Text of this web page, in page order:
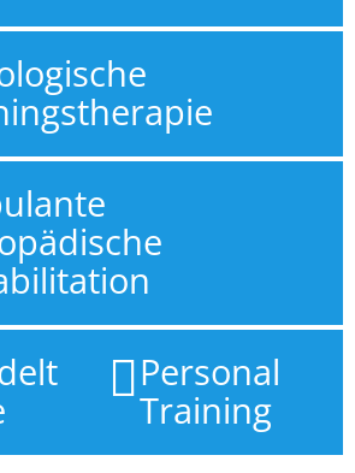
Personal
Training